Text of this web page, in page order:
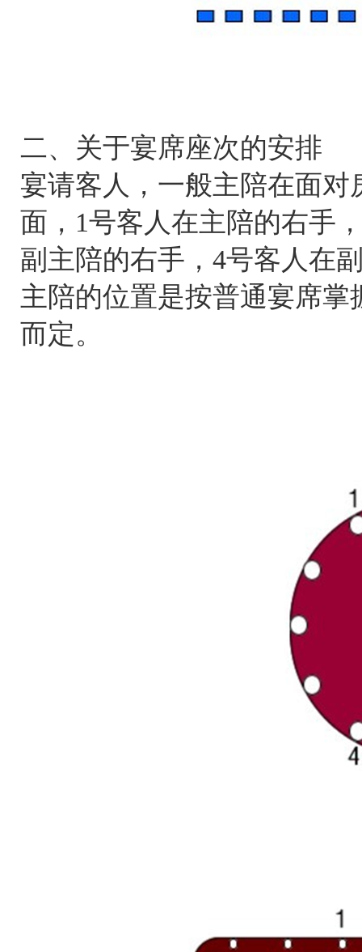
二、关于宴席座次的安排
宴请客人，一般主陪在面
面，1号客人在主陪的右手
副主陪的右手，4号客人在
主陪的位置是按普通宴席
而定。